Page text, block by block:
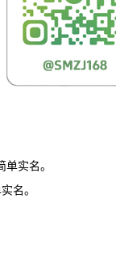
实名。
名。